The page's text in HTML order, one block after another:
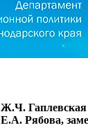
Ж.Ч. Гаплевская
Е.А. Рябова,